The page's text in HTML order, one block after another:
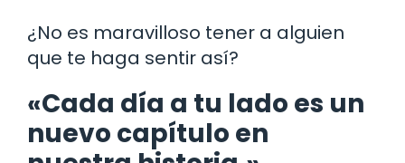
¿No es maravilloso tener a alguien
que te haga sentir así?
«Cada día a tu lado es un
nuevo capítulo en